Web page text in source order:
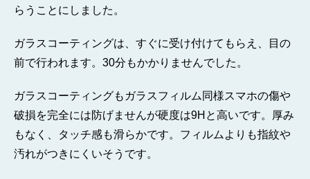
らうことにしました。
ガラスコーティングは、すぐに受け付けてもらえ、目の
前で行われます。30分もかかりませんでした。
ガラスコーティングもガラスフィルム同様スマホの傷や
破損を完全には防げませんが硬度は9Hと高いです。厚み
もなく、タッチ感も滑らかです。フィルムよりも指紋や
汚れがつきにくいそうです。